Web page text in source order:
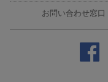
お問い合わせ窓口